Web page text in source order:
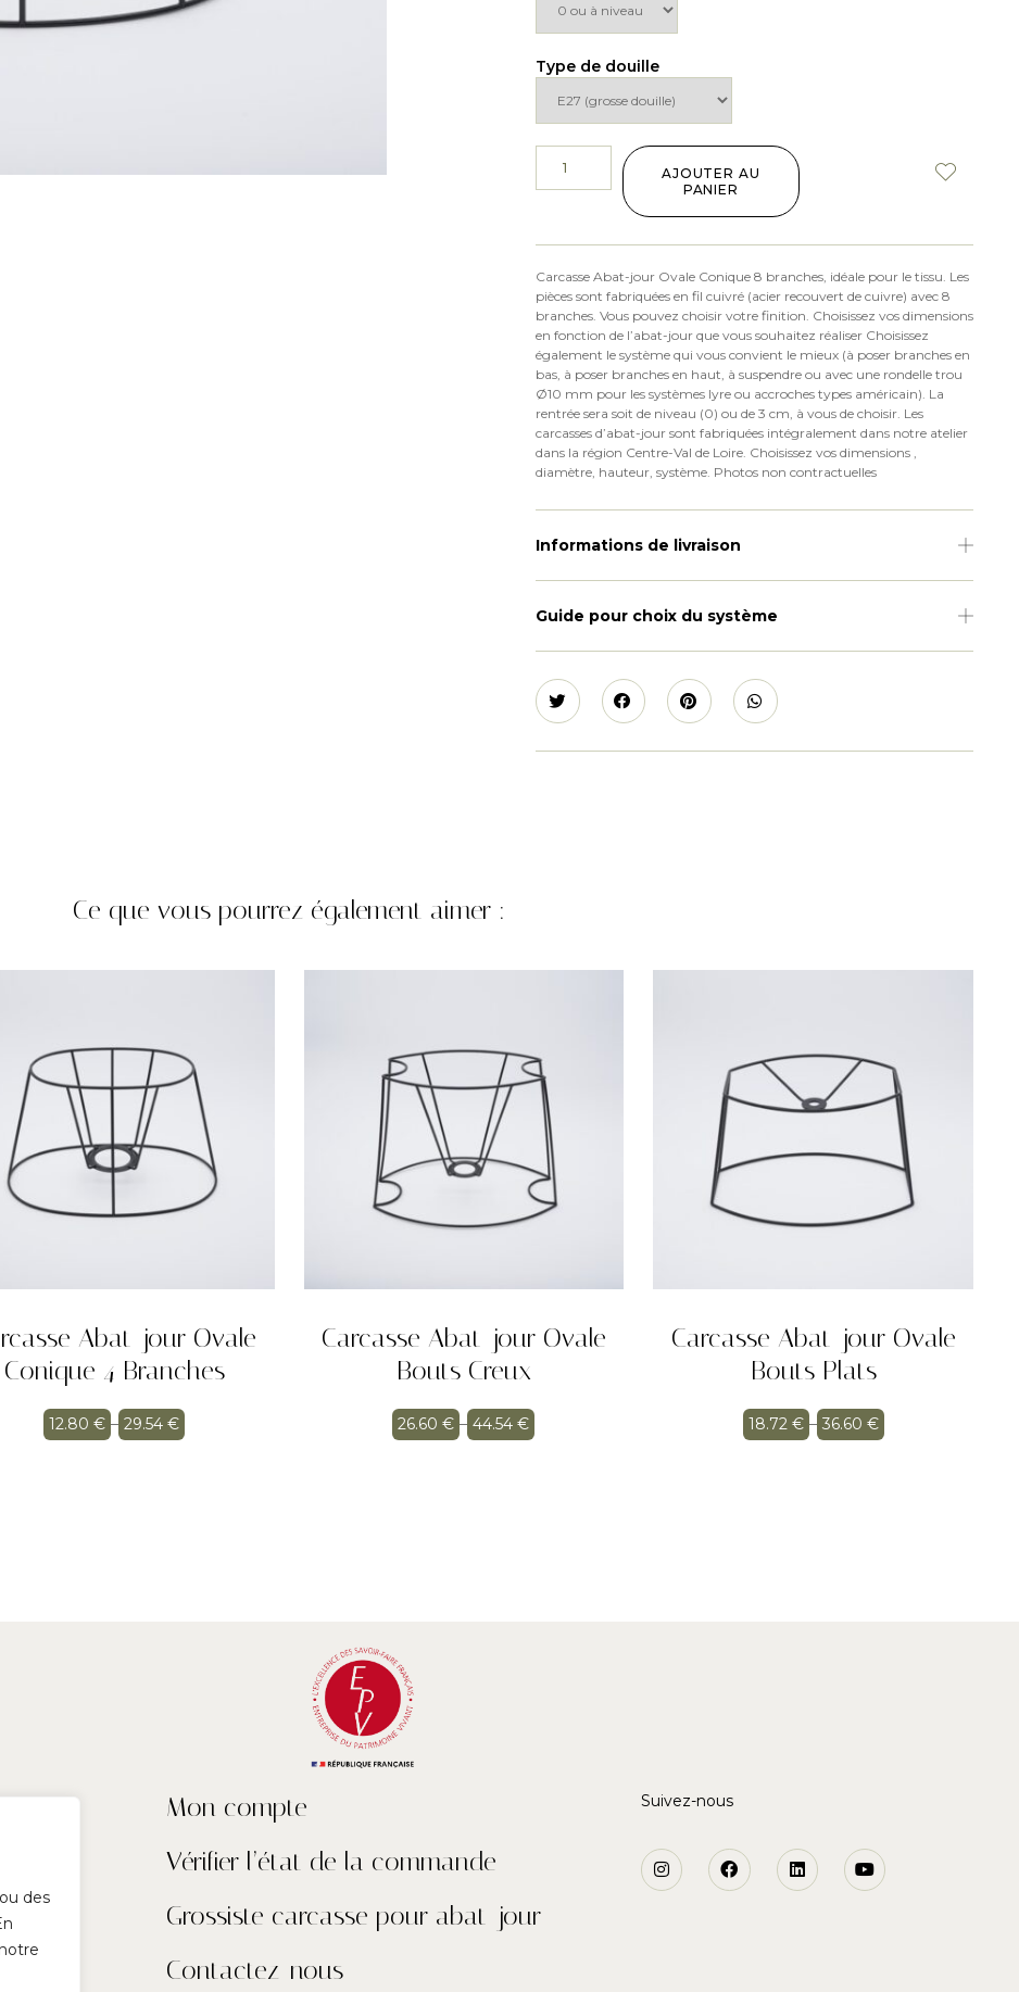
des
Type de douille
AJOUTER AU
PANIER
Carcasse Abat-jour Ovale Conique 8 branches, idéale pour le tissu. Les
pièces sont fabriquées en fil cuivré (acier recouvert de cuivre) avec 8
branches. Vous pouvez choisir votre finition. Choisissez vos dimensions
en fonction de l’abat-jour que vous souhaitez réaliser Choisissez
également le système qui vous convient le mieux (à poser branches en
bas, à poser branches en haut, à suspendre ou avec une rondelle trou
Ø10 mm pour les systèmes lyre ou accroches types américain). La
rentrée sera soit de niveau (0) ou de 3 cm, à vous de choisir. Les
carcasses d’abat-jour sont fabriquées intégralement dans notre atelier
dans la région Centre-Val de Loire. Choisissez vos dimensions ,
diamètre, hauteur, système. Photos non contractuelles
Informations de livraison
Guide pour choix du système
Ce que vous pourrez également aimer :
Abat-jour Ovale
Conique 4 Branches
12.80€ – 29.54€
Carcasse Abat-jour Ovale
Bouts Creux
26.60€ – 44.54€
Carcasse Abat-jour Ovale
Bouts Plats
18.72 € – 36.60 €
Mon compte
Vérifier l’état de la commande
Grossiste carcasse pour abat-jour
Contactez-nous
Suivez-nous